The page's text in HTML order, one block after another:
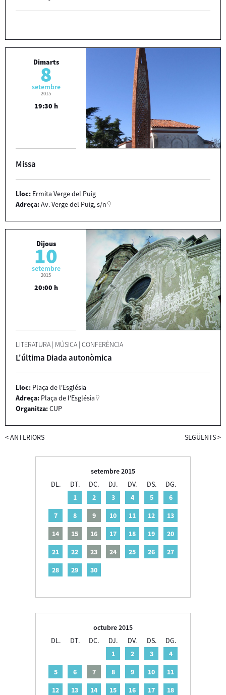
Dimarts
8
setembre
2015
19:30 h
Missa
Lloc: Ermita Verge del Puig
Adreça:Av. Verge del Puig, s/n
Dijous
10
setembre
2015
20:00 h
LITERATURA | MÚSICA | CONFERÈNCIA
L'última Diada autonòmica
Lloc: Plaça de l'Església
Adreça: Plaça de l'Església
Organitza:CUP
<ANTERIORS SEGÜENTS>
setembre 2015
DL.
DT. DC. DJ. DV. DS.
DG.
1
2 3 4 5
6
7
8 9 10 11 12
13
14
15 16 17 18 19
20
21
22 23 24 25 26
27
28
29 30
octubre 2015
DL.
DT. DC. DJ. DV. DS.
DG.
1
2 3
4
5
6 7 8 9 10
11
12
13 14 15 16 17
18